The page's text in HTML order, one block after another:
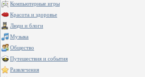
Компьютерные игры
Красота и здоровье
Люди и блоги
Музыка
Общество
Путешествия и события
Развлечения